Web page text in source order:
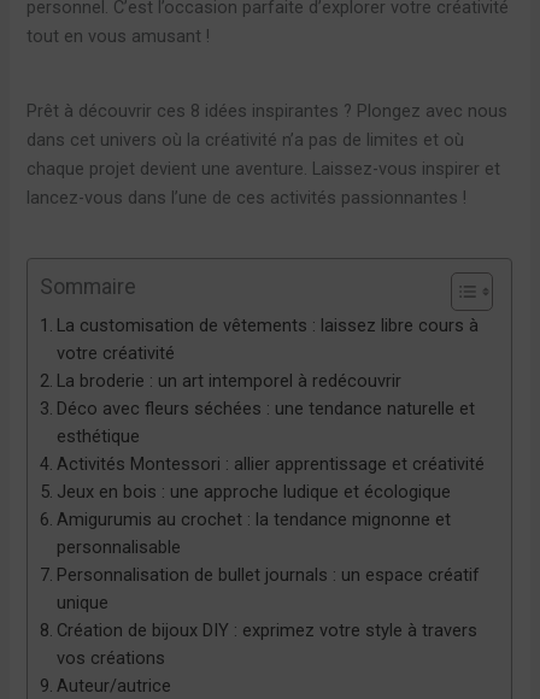
personnel. C’est l’occasion parfaite d’explorer votre créativité
tout en vous amusant !
Prêt à découvrir ces 8 idées inspirantes ? Plongez avec nous
dans cet univers où la créativité n’a pas de limites et où
chaque projet devient une aventure. Laissez-vous inspirer et
lancez-vous dans l’une de ces activités passionnantes !
Sommaire
La customisation de vêtements : laissez libre cours à
votre créativité
La broderie : un art intemporel à redécouvrir
Déco avec fleurs séchées : une tendance naturelle et
esthétique
Activités Montessori : allier apprentissage et créativité
Jeux en bois : une approche ludique et écologique
Amigurumis au crochet : la tendance mignonne et
personnalisable
Personnalisation de bullet journals : un espace créatif
unique
Création de bijoux DIY : exprimez votre style à travers
vos créations
Auteur/autrice